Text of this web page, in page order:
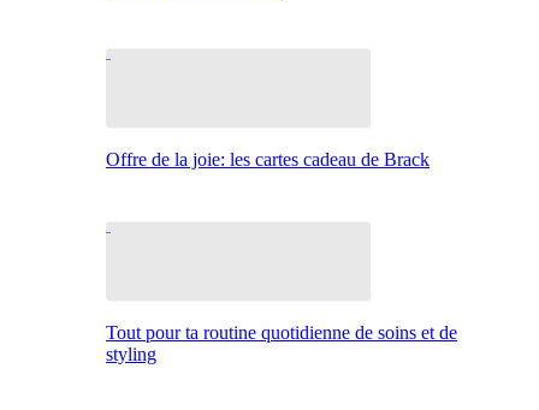
Offre de la joie: les cartes cadeau de Brack
Tout pour ta routine quotidienne de soins et de
styling